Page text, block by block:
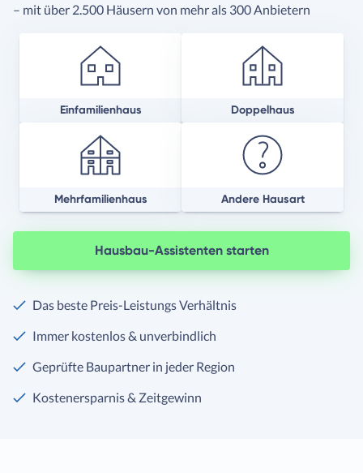
– mit über 2.500 Häusern von mehr als 300 Anbietern
Einfamilienhaus Doppelhaus
Mehrfamilienhaus Andere Hausart
Hausbau-Assistenten starten
Das beste Preis-Leistungs Verhältnis
Immer kostenlos & unverbindlich
Geprüfte Baupartner in jeder Region
Kostenersparnis & Zeitgewinn